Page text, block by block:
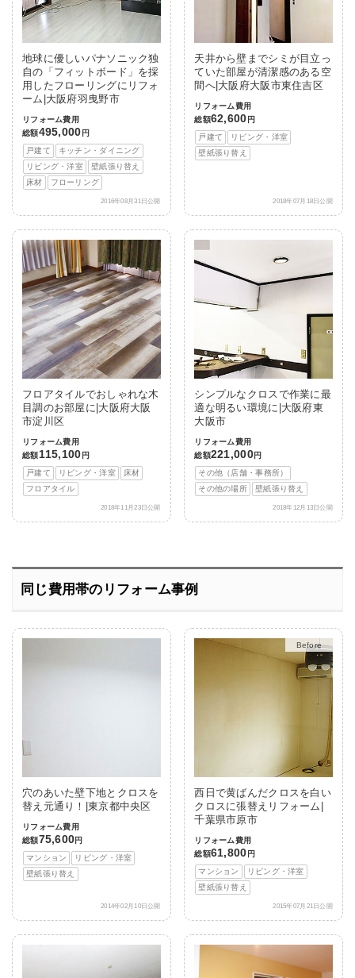
地球に優しいパナソニック独
自の「フィットボード」を採
用したフローリングにリフォ
ーム|大阪府羽曳野市
リフォーム費用
総額495,000 円
戸建て
キッチン・ダイニング
リビング・洋室
壁紙張り替え
床材
フローリング
2016年08月31日公開
天井から壁までシミが目立っ
ていた部屋が清潔感のある空
間へ|大阪府大阪市東住吉区
リフォーム費用
総額62,600 円
戸建て
リビング・洋室
壁紙張り替え
2018年07月18日公開
フロアタイルでおしゃれな木
目調のお部屋に|大阪府大阪
市淀川区
リフォーム費用
総額115,100 円
戸建て
リビング・洋室
床材
フロアタイル
2018年11月23日公開
シンプルなクロスで作業に最
適な明るい環境に|大阪府東
大阪市
リフォーム費用
総額221,000円
その他（店舗・事務所）
その他の場所
壁紙張り替え
2018年12月13日公開
同じ費用帯のリフォーム事例
穴のあいた壁下地とクロスを
替え元通り！|東京都中央区
リフォーム費用
総額75,600円
マンション
リビング・洋室
壁紙張り替え
2014年02月10日公開
After
西日で黄ばんだクロスを白い
クロスに張替えリフォーム|
千葉県市原市
リフォーム費用
総額61,800 円
マンション
リビング・洋室
壁紙張り替え
2015年07月21日公開